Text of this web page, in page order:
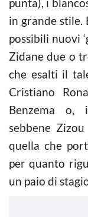
in grande stile.
possibili nuovi
Zidane due o
che esalti il
Cristiano
Benzema o,
sebbene
quella che
per quanto
un paio di